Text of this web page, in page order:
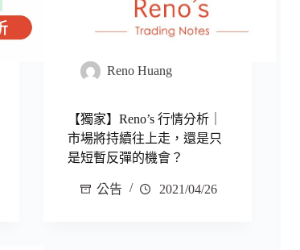
Reno Huang
【獨家】Reno’s 行情分析｜
市場將持續往上走，還是只
是短暫反彈的機會？
公告 2021/04/26